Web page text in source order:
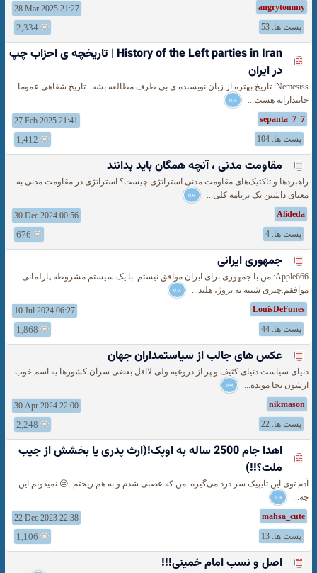
angrytommy
28 Mar 2025 21:27
پست ها: 53
2,334
History of the Left parties in Iran | تاریخچه ی احزاب چپ
در ایران
Nemesiss: تاریخ بهتره از زبان نویسنده ی بی طرف مطالعه بشه . تاریخ شفاهی عموما
جانبدارانه هست... »»
sepanta_7_7
27 Feb 2025 21:41
پست ها: 104
1,412
مقاومت مدنی ، آنچه همگان باید بدانند
راهبردها و تاکتیک‌های مقاومت مدنی استراتژی چیست؟ استراتژی در مقاومت مدنی به
معنای داشتن یک برنامه کلی... »»
Alideda
30 Dec 2024 00:56
پست ها: 4
676
جمهورى ايرانى
Apple666: من با جمهوری برای ایران موافق نیستم .با یک سیستم مشروطه پارلمانی
موافقم.چیزی شبیه به نروژ، هلند... »»
LouisDeFunes
10 Jul 2024 06:27
پست ها: 44
1,868
عكس های جالب از سیاستمداران جهان
دنیای سیاست دنیای کثیف و پر از دروغیه ولی لااقل بعضی سران کشورها یه اسم خوب
ازشون بجا مونده... »»
nikmason
30 Apr 2024 22:00
پست ها: 22
2,248
اهدا جام 2500 ساله به اوپک!(ارث پدری یا بخشش از جیب
ملت؟!!)
آدم توی این تایپیک سر درد می‌گیره. من که عصبی شدم و به هم ریختم. 😔 نمیدونم این
چه... »»
mahsa_cute
22 Dec 2023 22:38
پست ها: 13
1,106
اصل و نسب امام خمینی!!!